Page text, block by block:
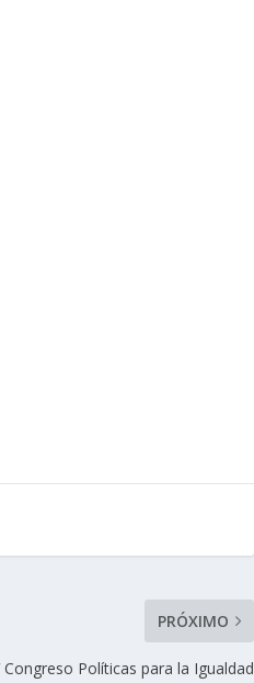
PRÓXIMO
Congreso Políticas para la Igualdad